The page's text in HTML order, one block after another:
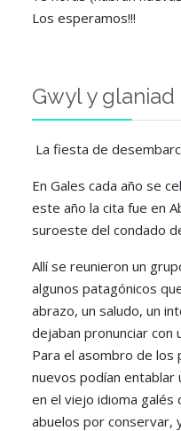
Los esperamos!!!
Gwyl y glaniad
La fiesta de
En Gales cada año se
este año la cita fue en
suroeste del condado
Allí se reunieron un
algunos patagónicos
abrazo, un saludo, un
dejaban pronunciar con
Para el asombro de
nuevos podían entablar
en el viejo idioma galés
abuelos por conservar,